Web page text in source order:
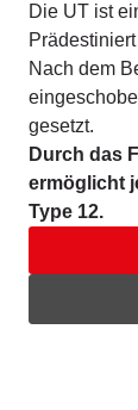
Die UT ist
Nach dem
gesetzt.
Durch das
ermöglicht
Type 12.